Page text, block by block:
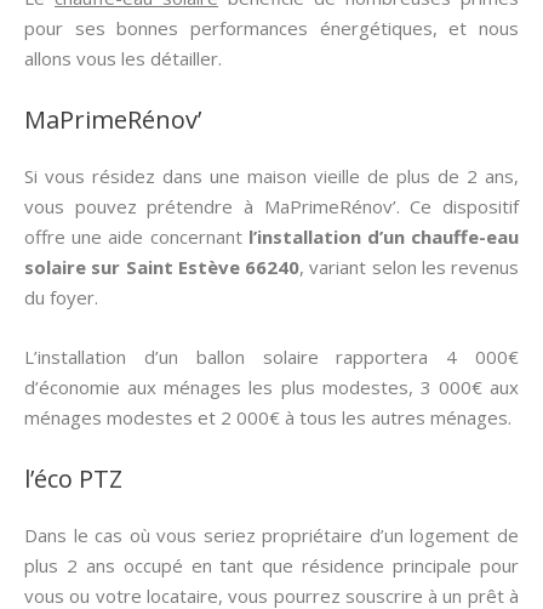
pour ses bonnes performances énergétiques, et nous
allons vous les détailler.
MaPrimeRénov’
Si vous résidez dans une maison vieille de plus de 2 ans,
vous pouvez prétendre à MaPrimeRénov’. Ce dispositif
offre une aide concernant l’installation d’un chauffe-eau
solaire sur Saint Estève 66240, variant selon les revenus
du foyer.
L’installation d’un ballon solaire rapportera 4 000€
d’économie aux ménages les plus modestes, 3 000€ aux
ménages modestes et 2 000€ à tous les autres ménages.
l’éco PTZ
Dans le cas où vous seriez propriétaire d’un logement de
plus 2 ans occupé en tant que résidence principale pour
vous ou votre locataire, vous pourrez souscrire à un prêt à